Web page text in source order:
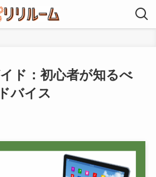
ド：初心者が知るべ
バイス